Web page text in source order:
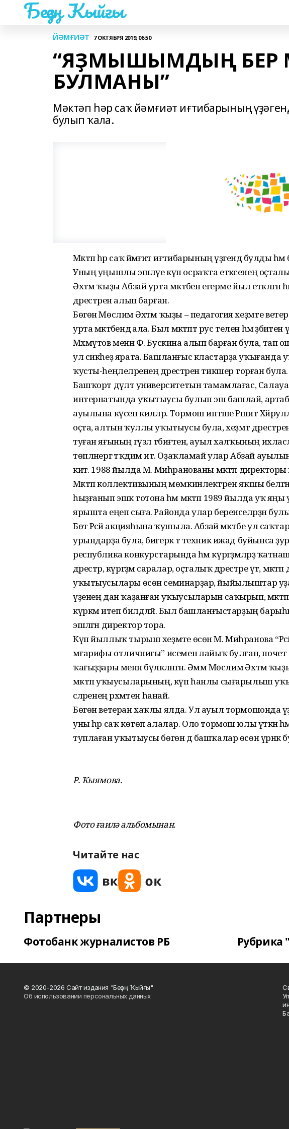
Беҙҙең Ҡыйғы
ЙӘМҒИӘТ 7 ОКТЯБРЯ 2019, 06:50
“ЯҘМЫШЫМДЫҢ БЕР
БУЛМАНЫ”
Мәктәп һәр саҡ йәмғиәт иғтибарының
булып ҡала.
Мәктәп һәр саҡ йәмғиәт иғтибарының үҙәгендә булды
Уның уңышлы эшләүе күп осраҡта етәксенең
Әхтәм ҡыҙы Абзай урта мәктәбен егерме йыл етәкләгән
дәрестәрен алып барған.
Бөгөн Мөслимә Әхтәм ҡыҙы – педагогия хеҙмәте
урта мәктәбендә ала. Был мәктәптә рус телен һәм
Мәхмүтов менән Ф. Бускина алып барған була, тап
ул сикһеҙ ярата. Башланғыс кластарҙа уҡығанда
ҡусты-һеңлеләренең дәрестәрен тикшерә торған була.
Башҡорт дәүләт университетын тамамлағас,
интернатында уҡытыусы булып эш башлай,
ауылына күсеп киләләр. Тормош иптәше Рәшит
оҫта, алтын ҡуллы уҡытыусы була, хеҙмәт
туған яғының гүзәл тәбиғәтен, ауыл халҡының
төпләнергә тәҡдим итә. Оҙаҡламай улар Абзай
китә. 1988 йылда М. Миһранованы мәктәп
Мәктәп коллективының мөмкинлектәрен яҡшы
һыҙғанып эшкә тотона һәм мәктәп 1989 йылда уҡ
ярышта еңеп сыға. Районда улар беренселәрҙән булып
Бөтә Рәсәй акцияһына ҡушыла. Абзай мәктәбе ул
урындарҙа була, бигерәк тә техник ижад буйынса ҙур
республика конкурстарында һәм күргәҙмәләрҙә
дәрестәр, күргәҙмә саралар, оҫталыҡ дәрестәре үтә,
уҡытыусылары өсөн семинарҙар, йыйылыштар уҙа.
үҙенең дан ҡаҙанған уҡыусыларын саҡырып,
күркәм итеп билдәләй. Был башланғыстарҙың
эшләгән директор тора.
Күп йыллыҡ тырыш хеҙмәте өсөн М. Миһранова
мәғарифы отличнигы” исеменә лайыҡ булған,
ҡағыҙҙары менән бүләкләнгән. Әммә Мөслимә Әхтәм
мәктәп уҡыусыларының, күп һанлы сығарылыш
әсәләренең рәхмәтен һанай.
Бөгөн ветеран хаҡлы ялда. Ул ауыл тормошонда
уны һәр саҡ көтөп алалар. Оло тормош юлы үткән һәм
туплаған уҡытыусы бөгөн дә башҡалар өсөн үрнәк
Р. Ҡыямова.
Фото ғаилә альбомынан.
Читайте нас
Партнеры
Фотобанк журналистов РБ Рубрика
© 2020-2026 Сайт издания "Беҙҙең Ҡыйғы"
Об использовании персональных данных